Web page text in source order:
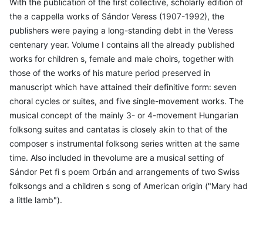
the a cappella works of Sándor Veress (1907-1992), the
publishers were paying a long-standing debt in the Veress
centenary year. Volume I contains all the already published
works for children s, female and male choirs, together with
those of the works of his mature period preserved in
manuscript which have attained their definitive form: seven
choral cycles or suites, and five single-movement works. The
musical concept of the mainly 3- or 4-movement Hungarian
folksong suites and cantatas is closely akin to that of the
composer s instrumental folksong series written at the same
time. Also included in thevolume are a musical setting of
Sándor Pet fi s poem Orbán and arrangements of two Swiss
folksongs and a children s song of American origin ("Mary had
a little lamb").